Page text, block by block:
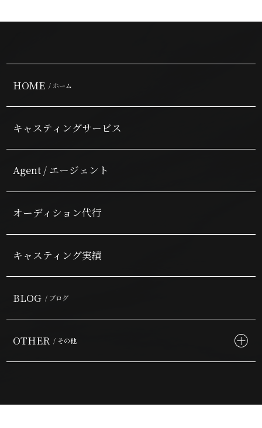
HOME / ホーム
キャスティングサービス
Agent / エージェント
オーディション代行
キャスティング実績
BLOG / ブログ
OTHER / その他